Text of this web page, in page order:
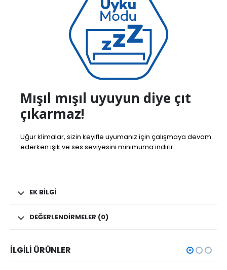
Mışıl mışıl uyuyun diye çıt
çıkarmaz!
Uğur klimalar, sizin keyifle uyumanız için çalışmaya devam
ederken ışık ve ses seviyesini minimuma indirir
EK BILGI
DEĞERLENDIRMELER (0)
İLGILI ÜRÜNLER